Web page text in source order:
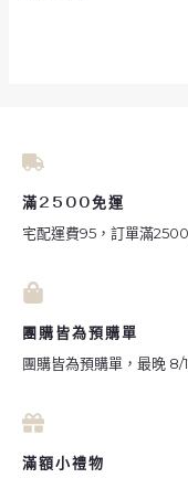
滿2500免運
宅配運費95，訂單滿
團購皆為預購單
團購皆為預購單，最晚 8/
滿額小禮物